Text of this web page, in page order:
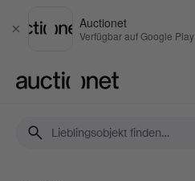
Schließen
Auctionet
Verfügbar auf Google Play